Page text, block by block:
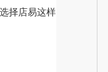
择店易这样